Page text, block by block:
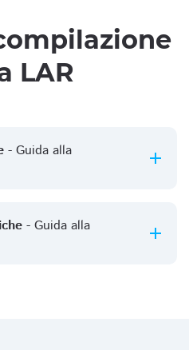
LAR
- Guida alla
- Guida alla